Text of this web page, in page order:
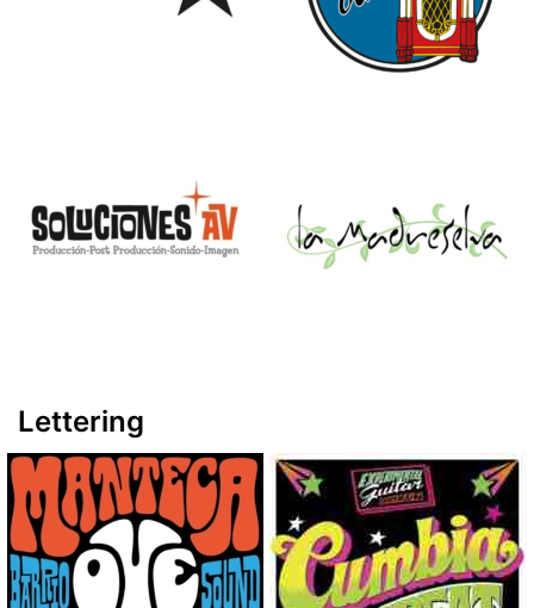
Lettering